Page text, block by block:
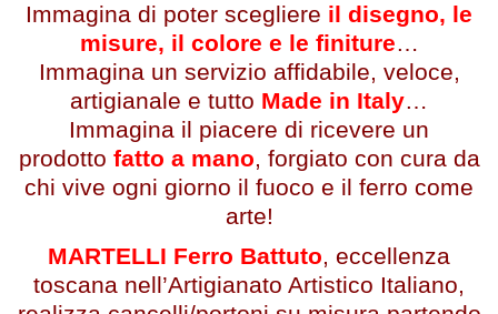
Immagina di poter scegliere il disegno, le
misure, il colore e le finiture…
Immagina un servizio affidabile, veloce,
artigianale e tutto Made in Italy…
Immagina il piacere di ricevere un
prodotto fatto a mano, forgiato con cura da
chi vive ogni giorno il fuoco e il ferro come
arte!
MARTELLI Ferro Battuto, eccellenza
toscana nell’Artigianato Artistico Italiano,